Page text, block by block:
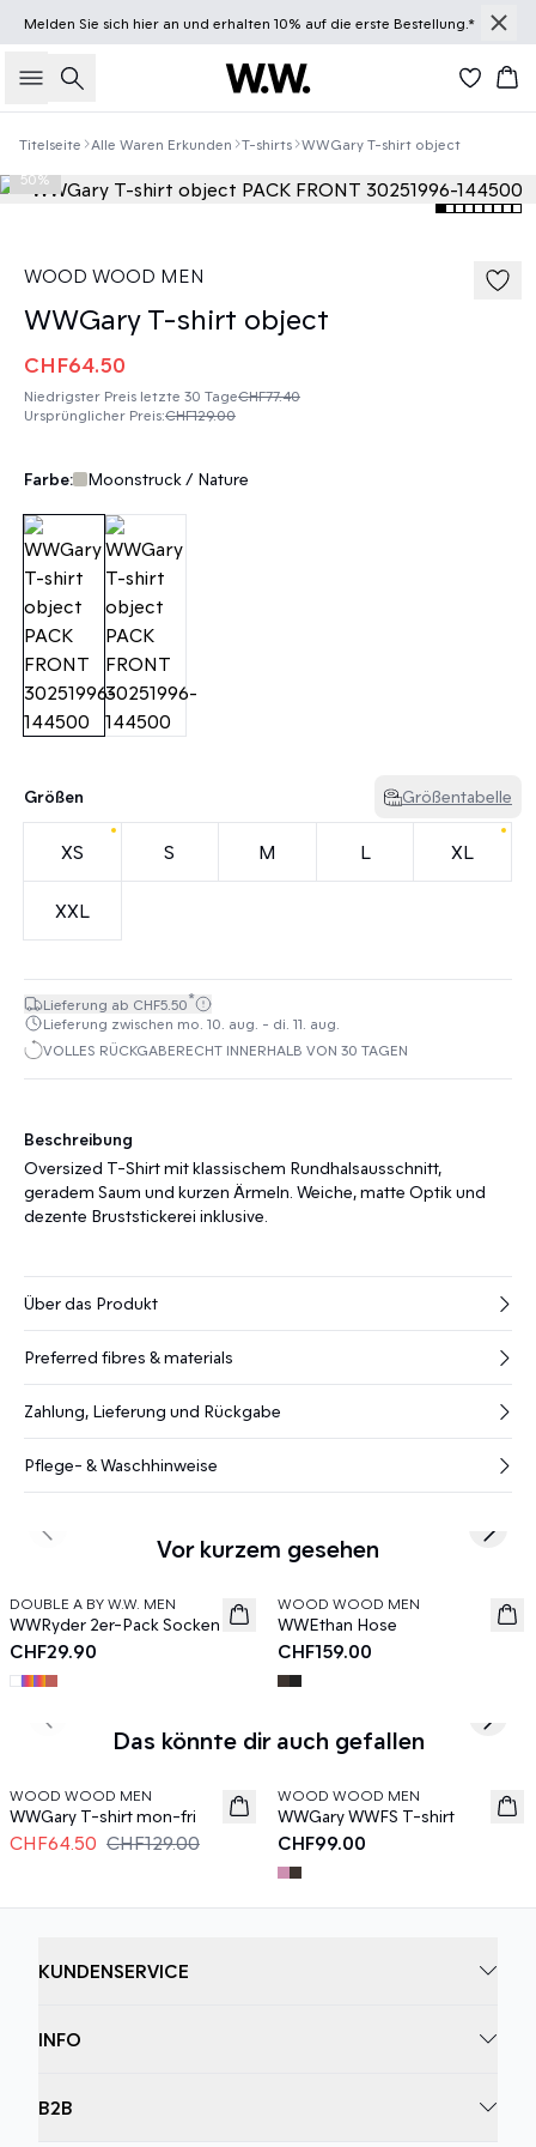
Melden Sie sich hieran und erhalten 10% auf die erste Bestellung.*
Suche
Titelseite Alle Waren Erkunden T-shirts WWGary T-shirt object
50%
WOOD WOOD MEN
WWGary T-shirt object
CHF64.50
Niedrigster Preis letzte 30 TageCHF77.40
Ursprünglicher Preis:CHF129.00
Farbe: Moonstruck / Nature
Größen Größentabelle
XS S M L XL
XXL
Lieferung ab CHF5.50*
Lieferung zwischen mo. 10. aug. - di. 11. aug.
VOLLES RÜCKGABERECHT INNERHALB VON 30 TAGEN
Beschreibung
Oversized T-Shirt mit klassischem Rundhalsausschnitt,
geradem Saum und kurzen Ärmeln. Weiche, matte Optik und
dezente Bruststickerei inklusive.
Über das Produkt
Preferred fibres & materials
Zahlung, Lieferung und Rückgabe
Pflege- & Waschhinweise
Vor kurzem gesehen
News
DOUBLE A BY W.W. MEN
WWRyder 2er-Pack Socken
CHF29.90
News
WOOD WOOD MEN
WWEthan Hose
CHF159.00
Previous slide Next
Das könnte dir auch gefallen
WOOD WOOD MEN
WWGary T-shirt mon-fri
CHF64.50 CHF129.00
News
WOOD WOOD MEN
WWGary WWFS T-shirt
CHF99.00
Previous slide Next
KUNDENSERVICE
INFO
B2B